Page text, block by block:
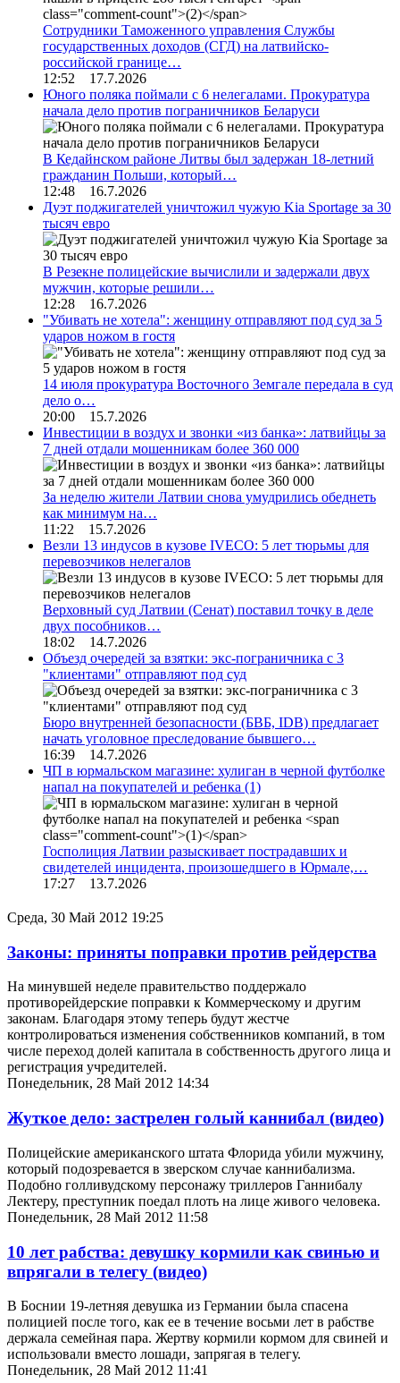
Сотрудники Таможенного управления Службы
государственных доходов (СГД) на латвийско-
российской границе…
12:52 17.7.2026
Юного поляка поймали с 6 нелегалами. Прокуратура
начала дело против пограничников Беларуси
В Кедайнском районе Литвы был задержан 18-летний
гражданин Польши, который…
12:48 16.7.2026
Дуэт поджигателей уничтожил чужую Kia Sportage за 30
тысяч евро
В Резекне полицейские вычислили и задержали двух
мужчин, которые решили…
12:28 16.7.2026
"Убивать не хотела": женщину отправляют под суд за 5
ударов ножом в гостя
14 июля прокуратура Восточного Земгале передала в суд
дело о…
20:00 15.7.2026
Инвестиции в воздух и звонки «из банка»: латвийцы за
7 дней отдали мошенникам более 360 000
За неделю жители Латвии снова умудрились обеднеть
как минимум на…
11:22 15.7.2026
Везли 13 индусов в кузове IVECO: 5 лет тюрьмы для
перевозчиков нелегалов
Верховный суд Латвии (Сенат) поставил точку в деле
двух пособников…
18:02 14.7.2026
Объезд очередей за взятки: экс-пограничника с 3
"клиентами" отправляют под суд
Бюро внутренней безопасности (БВБ, IDB) предлагает
начать уголовное преследование бывшего…
16:39 14.7.2026
ЧП в юрмальском магазине: хулиган в черной футболке
напал на покупателей и ребенка (1)
Госполиция Латвии разыскивает пострадавших и
свидетелей инцидента, произошедшего в Юрмале,…
17:27 13.7.2026
Среда, 30 Май 2012 19:25
Законы: приняты поправки против рейдерства
На минувшей неделе правительство поддержало
противорейдерские поправки к Коммерческому и другим
законам. Благодаря этому теперь будут жестче
контролироваться изменения собственников компаний, в том
числе переход долей капитала в собственность другого лица и
регистрация учредителей.
Понедельник, 28 Май 2012 14:34
Жуткое дело: застрелен голый каннибал (видео)
Полицейские американского штата Флорида убили мужчину,
который подозревается в зверском случае каннибализма.
Подобно голливудскому персонажу триллеров Ганнибалу
Лектеру, преступник поедал плоть на лице живого человека.
Понедельник, 28 Май 2012 11:58
10 лет рабства: девушку кормили как свинью и
впрягали в телегу (видео)
В Боснии 19-летняя девушка из Германии была спасена
полицией после того, как ее в течение восьми лет в рабстве
держала семейная пара. Жертву кормили кормом для свиней и
использовали вместо лошади, запрягая в телегу.
Понедельник, 28 Май 2012 11:41